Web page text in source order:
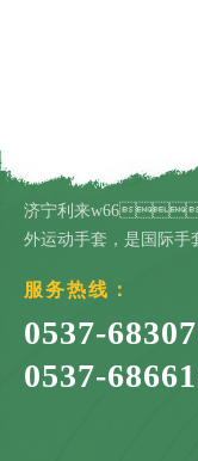
济宁利来
外运动手套，是国际手
服务热线：
0537-
0537-